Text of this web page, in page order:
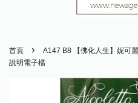
首頁 ›
A147 B8 【佛化人生】妮可
說明電子檔